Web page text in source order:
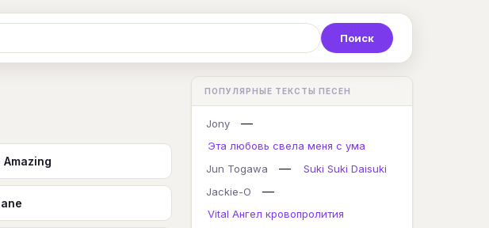
С Т У Ф Х Ц
L M N O P Q
Amazing
ПОПУЛЯРНЫЕ ТЕКСТЫ ПЕСЕН
Jony —
Эта любовь свела меня с ума
Jun Togawa
—
Suki Suki Daisuki
Jackie-O
—
Vital Ангел кровопролития